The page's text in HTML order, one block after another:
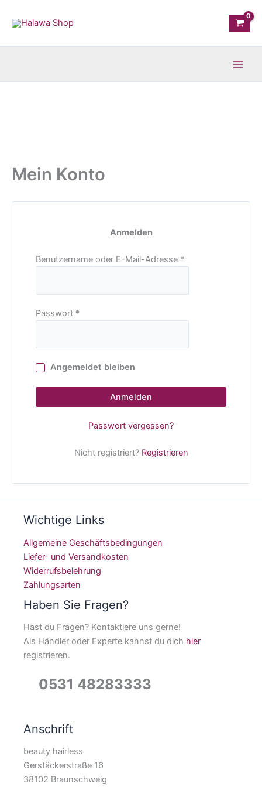
Inhalt
Mein Konto
Anmelden
Benutzername oder E-Mail-Adresse *
Passwort *
Angemeldet bleiben
Anmelden
Passwort vergessen?
Nicht registriert? Registrieren
Wichtige Links
Allgemeine Geschäftsbedingungen
Liefer- und Versandkosten
Widerrufsbelehrung
Zahlungsarten
Haben Sie Fragen?
Hast du Fragen? Kontaktiere uns gerne!
Als Händler oder Experte kannst du dich hier
registrieren.
0531 48283333
Anschrift
beauty hairless
Gerstäckerstraße 16
38102 Braunschweig